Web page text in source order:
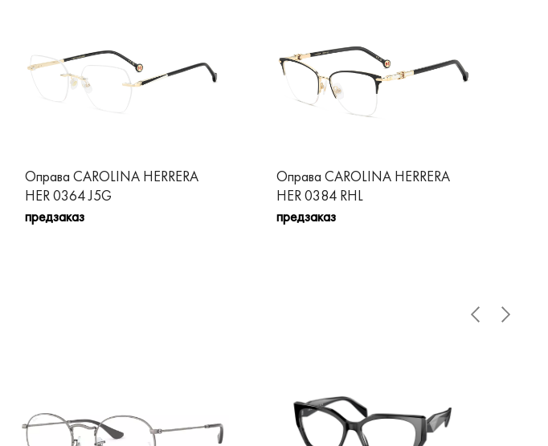
Оправа CAROLINA HERRERA
HER 0364 J5G
предзаказ
Оправа CAROLINA HERRERA
HER 0384 RHL
предзаказ